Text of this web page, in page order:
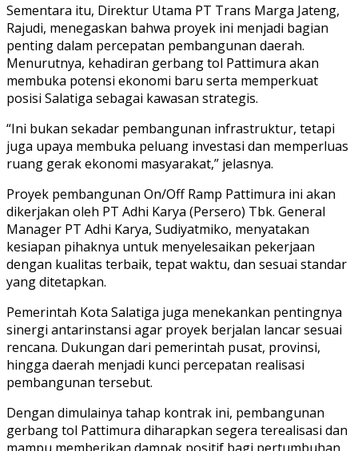
Sementara itu, Direktur Utama PT Trans Marga Jateng,
Rajudi, menegaskan bahwa proyek ini menjadi bagian
penting dalam percepatan pembangunan daerah.
Menurutnya, kehadiran gerbang tol Pattimura akan
membuka potensi ekonomi baru serta memperkuat
posisi Salatiga sebagai kawasan strategis.
“Ini bukan sekadar pembangunan infrastruktur, tetapi
juga upaya membuka peluang investasi dan memperluas
ruang gerak ekonomi masyarakat,” jelasnya.
Proyek pembangunan On/Off Ramp Pattimura ini akan
dikerjakan oleh PT Adhi Karya (Persero) Tbk. General
Manager PT Adhi Karya, Sudiyatmiko, menyatakan
kesiapan pihaknya untuk menyelesaikan pekerjaan
dengan kualitas terbaik, tepat waktu, dan sesuai standar
yang ditetapkan.
Pemerintah Kota Salatiga juga menekankan pentingnya
sinergi antarinstansi agar proyek berjalan lancar sesuai
rencana. Dukungan dari pemerintah pusat, provinsi,
hingga daerah menjadi kunci percepatan realisasi
pembangunan tersebut.
Dengan dimulainya tahap kontrak ini, pembangunan
gerbang tol Pattimura diharapkan segera terealisasi dan